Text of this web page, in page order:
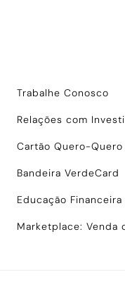
Trabalhe Conosco
Relações com
Cartão Quero-Quero
Bandeira VerdeCard
Educação Financeira
Marketplace: Venda